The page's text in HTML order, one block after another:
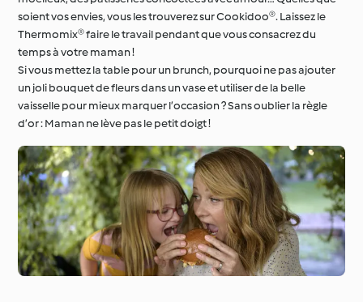
soient vos envies, vous les trouverez sur Cookidoo®. Laissez le
Thermomix® faire le travail pendant que vous consacrez du
temps à votre maman !
Si vous mettez la table pour un brunch, pourquoi ne pas ajouter
un joli bouquet de fleurs dans un vase et utiliser de la belle
vaisselle pour mieux marquer l’occasion ? Sans oublier la règle
d’or : Maman ne lève pas le petit doigt !